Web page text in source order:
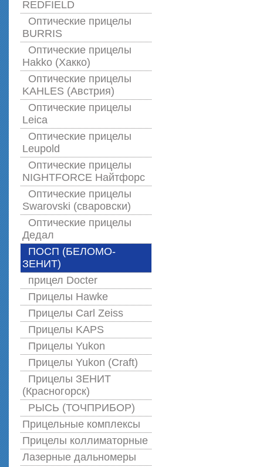
REDFIELD
Оптические прицелы
BURRIS
Оптические прицелы
Hakko (Хакко)
Оптические прицелы
KAHLES (Австрия)
Оптические прицелы
Leica
Оптические прицелы
Leupold
Оптические прицелы
NIGHTFORCE Найтфорс
Оптические прицелы
Swarovski (сваровски)
Оптические прицелы
Дедал
ПОСП (БЕЛОМО-
ЗЕНИТ)
прицел Docter
Прицелы Hawke
Прицелы Carl Zeiss
Прицелы KAPS
Прицелы Yukon
Прицелы Yukon (Craft)
Прицелы ЗЕНИТ
(Красногорск)
РЫСЬ (ТОЧПРИБОР)
Прицельные комплексы
Прицелы коллиматорные
Лазерные дальномеры